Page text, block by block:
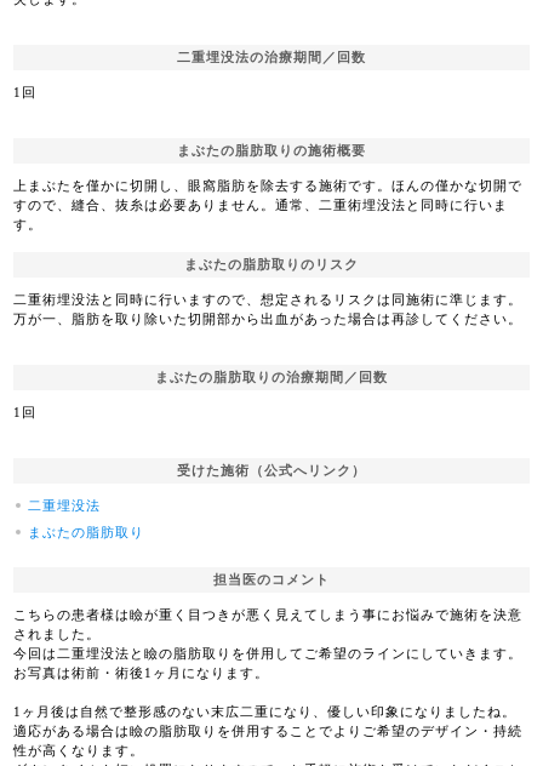
二重埋没法の治療期間／回数
1回
まぶたの脂肪取りの施術概要
上まぶたを僅かに切開し、眼窩脂肪を除去する施術です。ほんの僅かな切開で
すので、縫合、抜糸は必要ありません。通常、二重術埋没法と同時に行いま
す。
まぶたの脂肪取りのリスク
二重術埋没法と同時に行いますので、想定されるリスクは同施術に準じます。
万が一、脂肪を取り除いた切開部から出血があった場合は再診してください。
まぶたの脂肪取りの治療期間／回数
1回
受けた施術（公式へリンク）
二重埋没法
まぶたの脂肪取り
担当医のコメント
こちらの患者様は瞼が重く目つきが悪く見えてしまう事にお悩みで施術を決意
されました。
今回は二重埋没法と瞼の脂肪取りを併用してご希望のラインにしていきます。
お写真は術前・術後1ヶ月になります。
1ヶ月後は自然で整形感のない末広二重になり、優しい印象になりましたね。
適応がある場合は瞼の脂肪取りを併用することでよりご希望のデザイン・持続
性が高くなります。